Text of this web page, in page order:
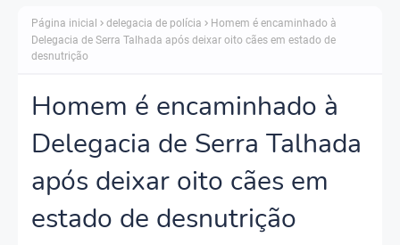
Página inicial delegacia de polícia
Homem é encaminhado à
Delegacia de Serra Talhada após deixar oito cães em estado de
desnutrição
Homem é encaminhado à
Delegacia de Serra Talhada
após deixar oito cães em
estado de desnutrição